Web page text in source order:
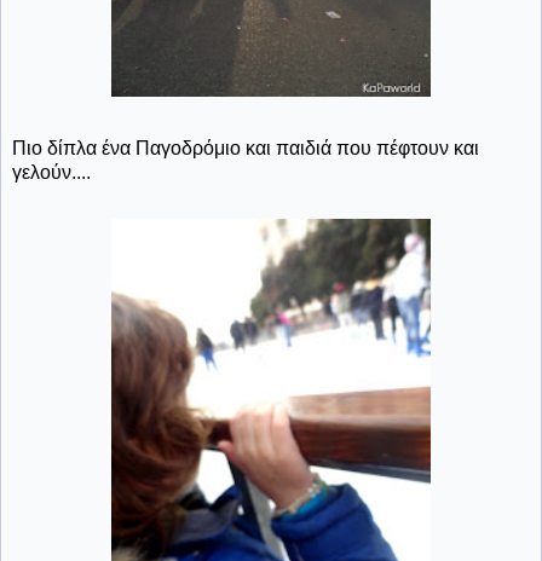
Πιο δίπλα ένα Παγοδρόμιο και παιδιά που πέφτουν και
γελούν....